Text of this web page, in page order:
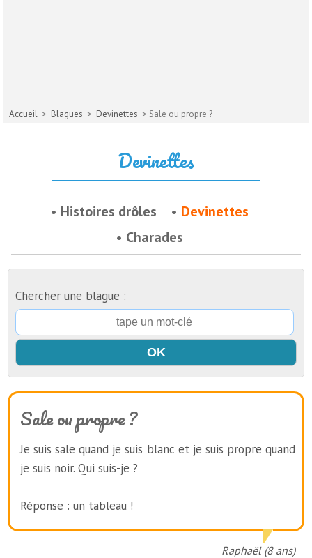
Accueil > Blagues > Devinettes > Sale ou propre ?
Devinettes
Histoires drôles
Devinettes
Charades
Chercher une blague :
Sale ou propre ?
Je suis sale quand je suis blanc et je suis propre quand
je suis noir. Qui suis-je ?
Réponse : un tableau !
Raphaël (8 ans)